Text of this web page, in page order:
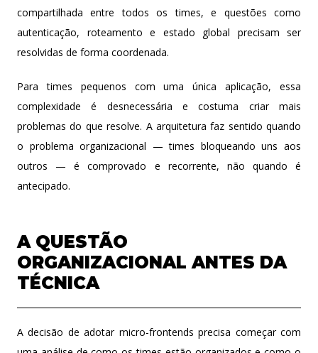
compartilhada entre todos os times, e questões como
autenticação, roteamento e estado global precisam ser
resolvidas de forma coordenada.
Para times pequenos com uma única aplicação, essa
complexidade é desnecessária e costuma criar mais
problemas do que resolve. A arquitetura faz sentido quando
o problema organizacional — times bloqueando uns aos
outros — é comprovado e recorrente, não quando é
antecipado.
A QUESTÃO
ORGANIZACIONAL ANTES DA
TÉCNICA
A decisão de adotar micro-frontends precisa começar com